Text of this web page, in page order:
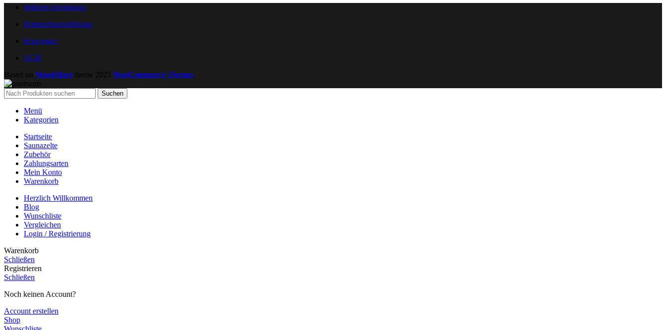
Widerrufsbelehrung
Datenschutzerklärung
Impressum
AGB
Based on WoodMart theme 2025 WooCommerce Themes
Suchen
Menü
Kategorien
Startseite
Saunazelte
Zubehör
Zahlungsarten
Mein Konto
Warenkorb
Herzlich Willkommen
Blog
Wunschliste
Vergleichen
Login / Registrierung
Warenkorb
Schließen
Registrieren
Schließen
Noch keinen Account?
Account erstellen
Shop